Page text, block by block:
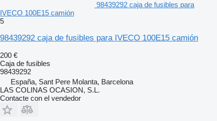
98439292 caja de fusibles para
IVECO 100E15 camión
5
98439292 caja de fusibles para IVECO 100E15 camión
200 €
Caja de fusibles
98439292
España, Sant Pere Molanta, Barcelona
LAS COLINAS OCASION, S.L.
Contacte con el vendedor